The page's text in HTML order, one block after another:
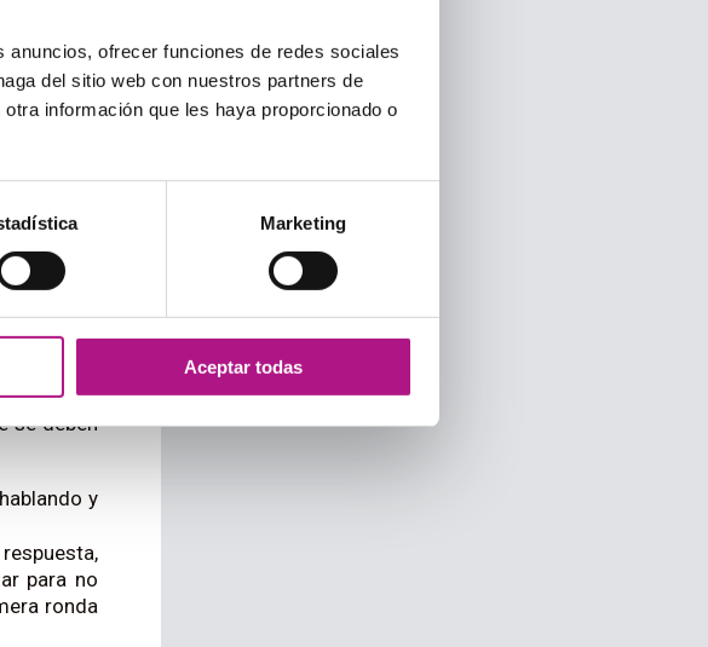
ofrecer funciones de redes sociales
del sitio web con nuestros partners de
información que les haya proporcionado o
Marketing
Aceptar todas
Si te
fácil
y
avanzar.
más
o
global y
se deben
y
para no
ronda